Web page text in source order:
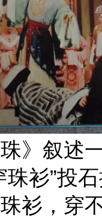
》叙述
珠衫”投
衫，穿